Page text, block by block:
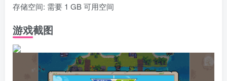
存储空间: 需要 1 GB 可用空间
游戏截图